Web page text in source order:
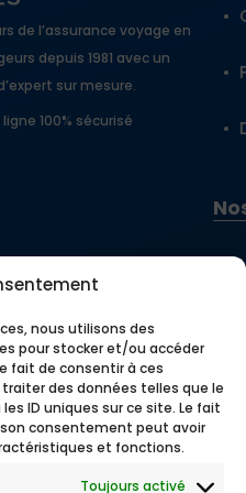
nous utilisons des
pour stocker et/ou accéder
fait de consentir à ces
des données telles que le
ID uniques sur ce site. Le fait
consentement peut avoir
et fonctions.
Toujours activé
l’AVA Tourist
américain
des séjours
Que vous partiez
York, un road trip sur la
grands parcs
est le compagnon
de notre gamme
des États-
votre devis dès
de l’assurance voyage en
depuis 1981 avec un
sur mesure.
100% sécurisé